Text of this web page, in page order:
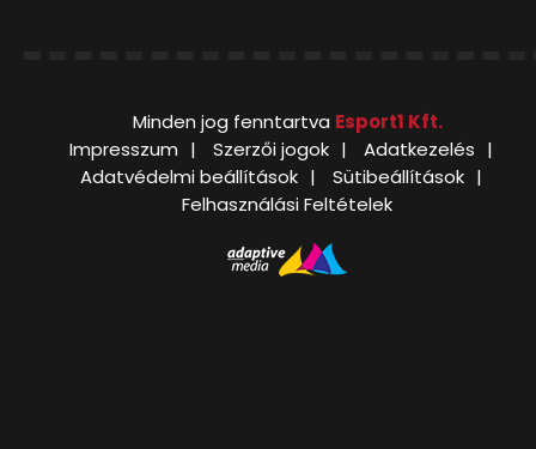
Minden jog fenntartva Esport1 Kft.
Impresszum
Szerzői jogok
Adatkezelés
Adatvédelmi beállítások
Sütibeállítások
Felhasználási Feltételek